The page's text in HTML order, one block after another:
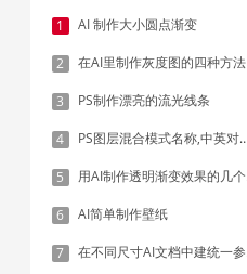
1 AI 制作大小圆点渐变
2 在AI里制作灰度图的四种方法
3 PS制作漂亮的流光线条
4 PS图层混合模式名称,中英对照表
5 用AI制作透明渐变效果的几个方法
6 AI简单制作壁纸
7 在不同尺寸AI文档中建统一参考线 - 方法1：对齐和分布